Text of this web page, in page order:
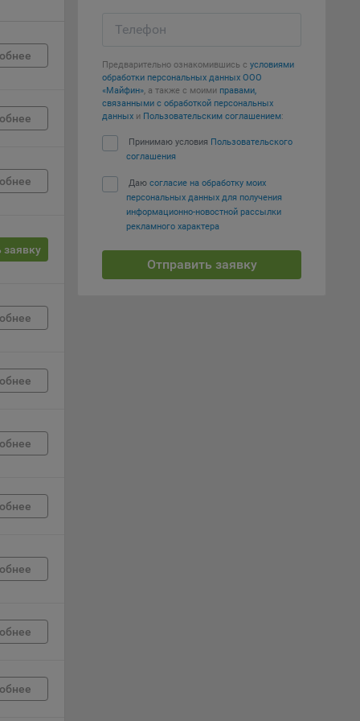
заявку
Телефон
Предварительно ознакомившись с условиями
обработки персональных данных ООО
«Майфин», а также с моими правами,
связанными с обработкой персональных
данных и Пользовательским соглашением:
Принимаю условия Пользовательского
соглашения
Даю согласие на обработку моих
персональных данных для получения
информационно-новостной рассылки
рекламного характера
Отправить заявку